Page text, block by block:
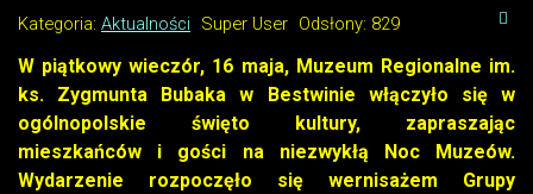
Kategoria: Aktualności Super User Odsłony: 829
W piątkowy wieczór, 16 maja, Muzeum Regionalne im.
ks. Zygmunta Bubaka w Bestwinie włączyło się w
ogólnopolskie święto kultury, zapraszając
mieszkańców i gości na niezwykłą Noc Muzeów.
Wydarzenie rozpoczęło się wernisażem Grupy